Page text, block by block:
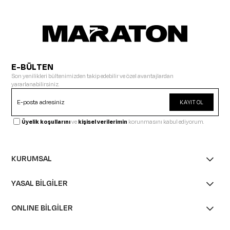
E-BÜLTEN
Son yenilikleri bültenimizden takip edebilir ve özel avantajlardan
yararlanabilirsiniz.
KAYIT OL
Üyelik koşullarınıvekişisel verilerimin korunmasını kabul ediyorum.
KURUMSAL
YASAL BİLGİLER
ONLINE BİLGİLER